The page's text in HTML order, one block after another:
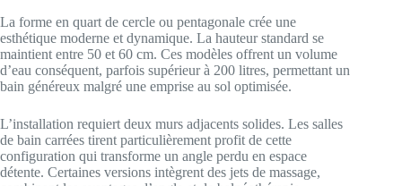
La forme en quart de cercle ou pentagonale crée une
esthétique moderne et dynamique. La hauteur standard se
maintient entre 50 et 60 cm. Ces modèles offrent un volume
d’eau conséquent, parfois supérieur à 200 litres, permettant un
bain généreux malgré une emprise au sol optimisée.
L’installation requiert deux murs adjacents solides. Les salles
de bain carrées tirent particulièrement profit de cette
configuration qui transforme un angle perdu en espace
détente. Certaines versions intègrent des jets de massage,